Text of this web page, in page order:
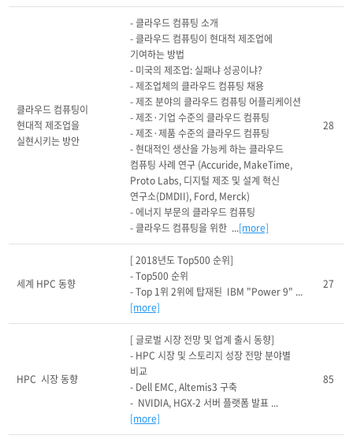
클라우드 컴퓨팅이
현대적 제조업을
실현시키는 방안
- 클라우드 컴퓨팅 소개
- 클라우드 컴퓨팅이 현대적 제조업에
기여하는 방법
- 미국의 제조업: 실패냐 성공이냐?
- 제조업체의 클라우드 컴퓨팅 채용
- 제조 분야의 클라우드 컴퓨팅 어플리케이션
- 제조·기업 수준의 클라우드 컴퓨팅
- 제조·제품 수준의 클라우드 컴퓨팅
- 현대적인 생산을 가능케 하는 클라우드
컴퓨팅 사례 연구 (Accuride, MakeTime,
Proto Labs, 디지털 제조 및 설계 혁신
연구소(DMDII), Ford, Merck)
- 에너지 부문의 클라우드 컴퓨팅
- 클라우드 컴퓨팅을 위한  ...[more]
28
세계 HPC 동향
[ 2018년도 Top500 순위]
- Top500 순위
- Top 1위 2위에 탑재된  IBM "Power 9" ...
[more]
27
HPC  시장 동향
[ 글로벌 시장 전망 및 업계 출시 동향]
- HPC 시장 및 스토리지 성장 전망 분야별
비교
- Dell EMC, Altemis3 구축
-  NVIDIA, HGX-2 서버 플랫폼 발표 ...
[more]
85